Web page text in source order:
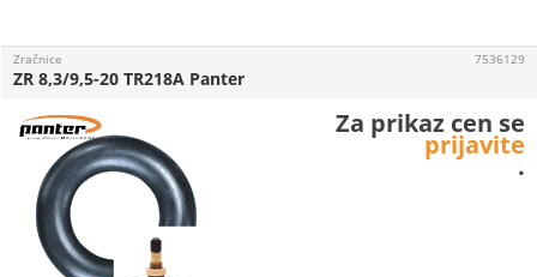
Zračnice
ZR 8,3/9,5-20 TR218A Panter
7536129
Za prikaz cen se
prijavite
.